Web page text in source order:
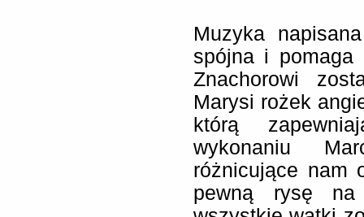
Muzyka
spójna i pomaga
Znachorowi
Marysi rożek
którą
wykonaniu
różnicujące nam
pewną rysę na